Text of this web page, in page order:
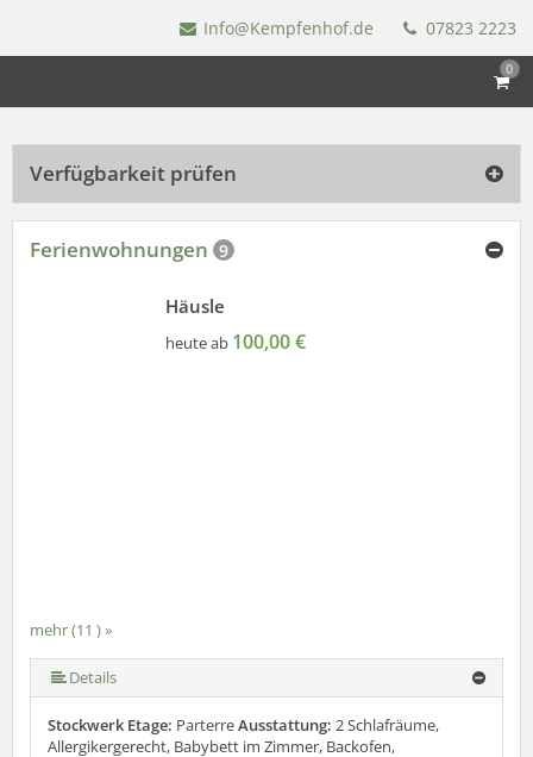
Info@Kempfenhof.de 07823 2223
0
Verfügbarkeit prüfen
Ferienwohnungen 9
mehr (11 ) »
mehr (11 ) »
mehr (11 ) »
mehr (11 ) »
mehr (11 ) »
mehr (11 ) »
mehr (11 ) »
mehr (11 ) »
Häusle
heute ab 100,00 €
Details
Stockwerk Etage: ParterreAusstattung: 2 Schlafräume,
Allergikergerecht, Babybett im Zimmer, Backofen,